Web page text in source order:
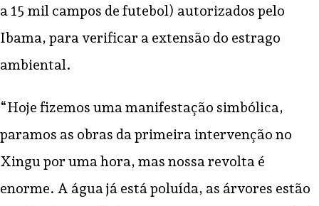
a 15 mil campos de futebol) autorizados pelo
Ibama, para verificar a extensão do estrago
ambiental.
“Hoje fizemos uma manifestação simbólica,
paramos as obras da primeira intervenção no
Xingu por uma hora, mas nossa revolta é
enorme. A água já está poluída, as árvores estão